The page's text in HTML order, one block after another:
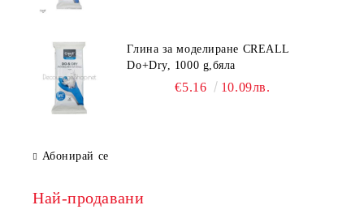
Глина за моделиране CREALL
Do+Dry, 1000 g,бяла
€5.16 10.09лв.
Абонирай се
Най-продавани